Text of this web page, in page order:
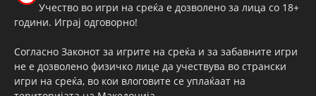
Учество во игри на среќа е дозволено за лица со 18+
години. Играј одговорно!
Согласно Законот за игрите на среќа и за забавните игри
не е дозволено физичко лице да учествува во странски
игри на среќа, во кои влоговите се уплаќаат на